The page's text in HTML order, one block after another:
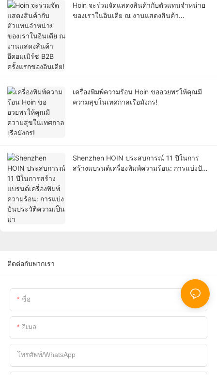
Hoin จะร่วมจัดแสดงสินค้ากับตัวแทนจำหน่าย
ของเราในอินเดีย ณ งานแสดงสินค้า
เครื่องพิมพ์ความร้อน Hoin ขออวยพรให้คุณมี
ความสุขในเทศกาลเรือมังกร!
Shenzhen HOIN ประสบการณ์ 11 ปีในการ
สร้างแบรนด์เครื่องพิมพ์ความร้อน: การแบ่งปัน
ติดต่อกับพวกเรา
ชื่อ
อีเมล
โทรศัพท์/WhatsApp